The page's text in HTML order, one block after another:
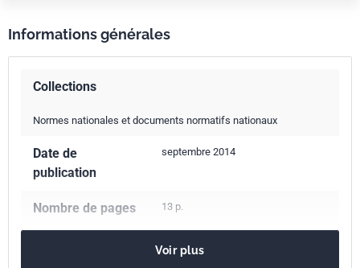
Informations générales
Collections
Normes nationales et documents normatifs nationaux
Date de
publication
septembre 2014
Nombre de pages 13 p.
Voir plus